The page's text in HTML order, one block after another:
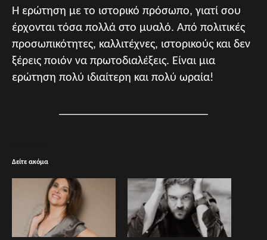
Η ερώτηση με το ιστορικό πρόσωπο, γιατί σου
έρχονται τόσα πολλά στο μυαλό. Από πολιτικές
προσωπικότητες, καλλιτέχνες, ιστορικούς και δεν
ξέρεις ποιόν να πρωτοδιαλέξεις. Είναι μια
ερώτηση πολύ ιδιαίτερη και πολύ ωραία!
Δείτε ακόμα